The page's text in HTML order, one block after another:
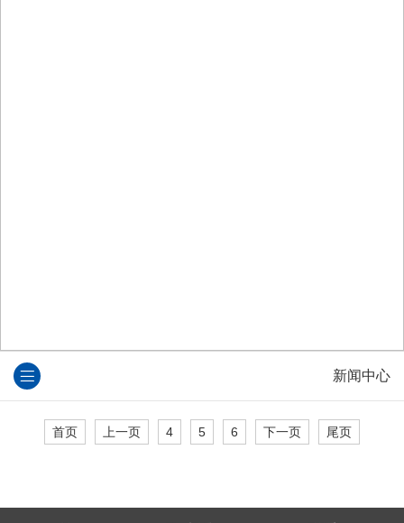
新闻中心
首页 上一页 4 5 6 下一页 尾页